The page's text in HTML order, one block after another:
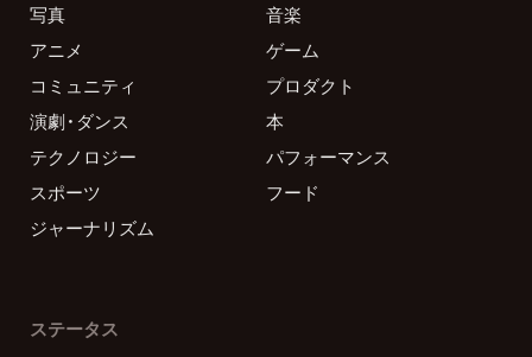
写真
音楽
アニメ
ゲーム
コミュニティ
プロダクト
演劇・ダンス
本
テクノロジー
パフォーマンス
スポーツ
フード
ジャーナリズム
ステータス